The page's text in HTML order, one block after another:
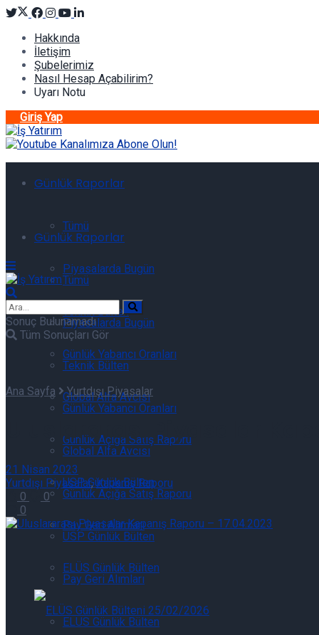
Hakkında
İletişim
Şubelerimiz
Nasıl Hesap Açabilirim?
Uyarı Notu
Giriş Yap
Günlük Raporlar
Tümü
Piyasalarda Bugün
Teknik Bülten
Günlük Yabancı Oranları
Global Alfa Avcısı
Günlük Açığa Satış Raporu
USP Günlük Bülten
Pay Geri Alımları
ELÜS Günlük Bülten
Günlük Raporlar
Tümü
Piyasalarda Bugün
Teknik Bülten
Günlük Yabancı Oranları
Global Alfa Avcısı
Günlük Açığa Satış Raporu
USP Günlük Bülten
Pay Geri Alımları
ELÜS Günlük Bülten
Sonuç Bulunamadı
Tüm Sonuçları Gör
Ana Sayfa Yurtdışı Piyasalar
Uluslararası Piyasalar
21 Nisan 2023
Yurtdışı Piyasalar,Kapanış Raporu
0
0
0